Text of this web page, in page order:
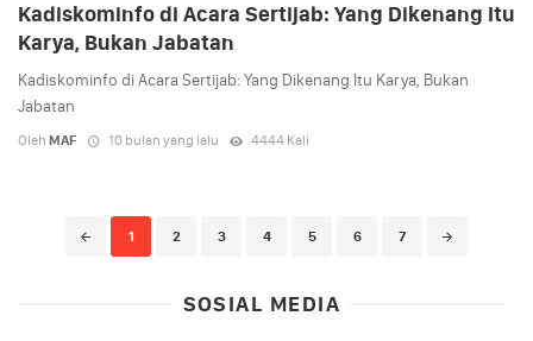
Kadiskominfo di Acara Sertijab: Yang Dikenang Itu
Karya, Bukan Jabatan
Kadiskominfo di Acara Sertijab: Yang Dikenang Itu Karya, Bukan
Jabatan
Oleh MAF 10 bulan yang lalu 4444 Kali
1 2 3 4 5 6 7
SOSIAL MEDIA